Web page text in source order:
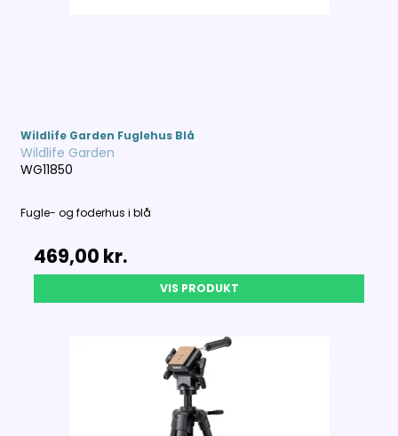
Wildlife Garden Fuglehus Blå
Wildlife Garden
WG11850
Fugle- og foderhus i blå
469,00 kr.
VIS PRODUKT